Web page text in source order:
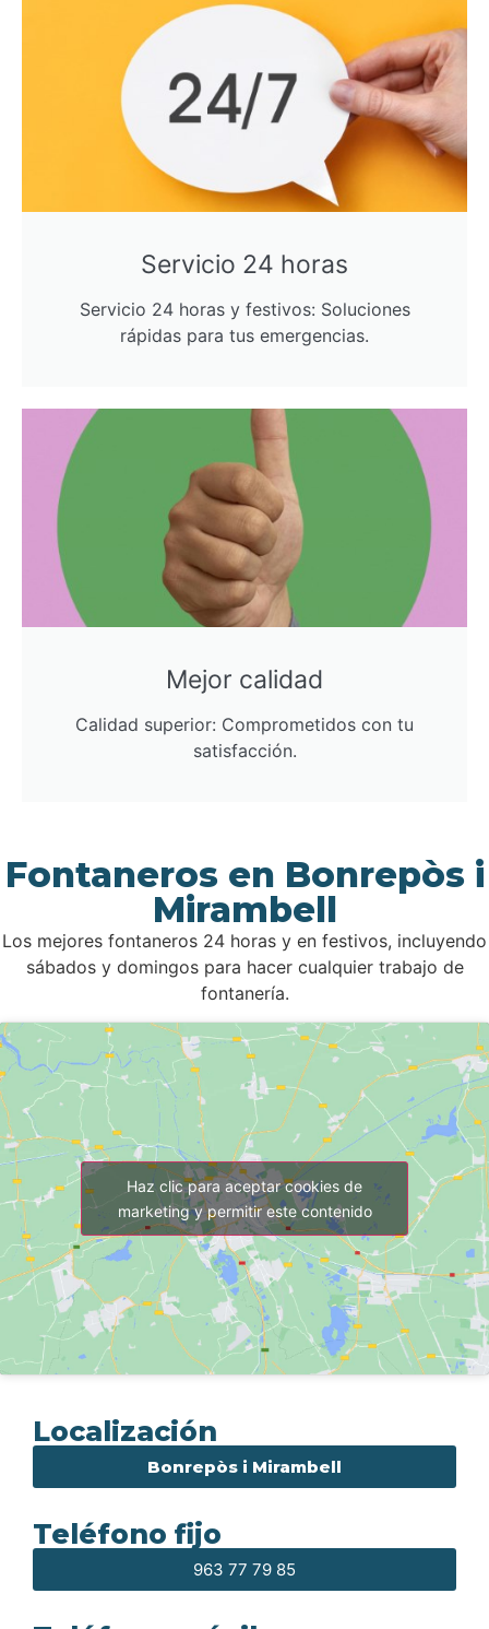
Servicio 24 horas
Servicio 24 horas y festivos: Soluciones
rápidas para tus emergencias.
Mejor calidad
Calidad superior: Comprometidos con tu
satisfacción.
Fontaneros en Bonrepòs i
Mirambell
Los mejores fontaneros 24 horas y en festivos, incluyendo
sábados y domingos para hacer cualquier trabajo de
fontanería.
Haz clic para aceptar cookies de
marketing y permitir este contenido
Localización
Bonrepòs i Mirambell
Teléfono fijo
963 77 79 85